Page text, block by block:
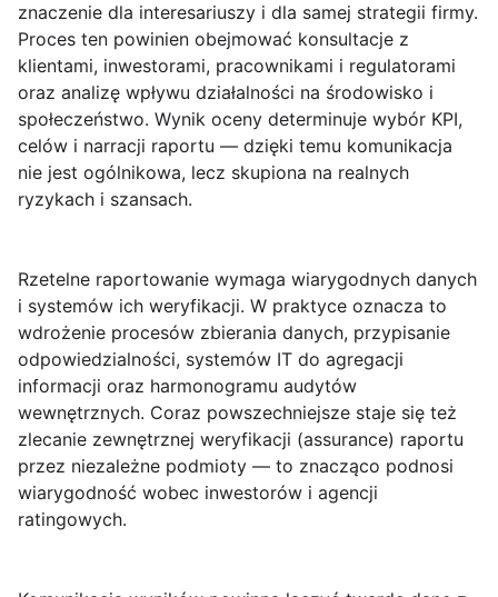
znaczenie dla interesariuszy i dla samej strategii firmy.
Proces ten powinien obejmować konsultacje z
klientami, inwestorami, pracownikami i regulatorami
oraz analizę wpływu działalności na środowisko i
społeczeństwo. Wynik oceny determinuje wybór KPI,
celów i narracji raportu — dzięki temu komunikacja
nie jest ogólnikowa, lecz skupiona na realnych
ryzykach i szansach.
Rzetelne raportowanie wymaga wiarygodnych danych
i systemów ich weryfikacji. W praktyce oznacza to
wdrożenie procesów zbierania danych, przypisanie
odpowiedzialności, systemów IT do agregacji
informacji oraz harmonogramu audytów
wewnętrznych. Coraz powszechniejsze staje się też
zlecanie zewnętrznej weryfikacji (assurance) raportu
przez niezależne podmioty — to znacząco podnosi
wiarygodność wobec inwestorów i agencji
ratingowych.